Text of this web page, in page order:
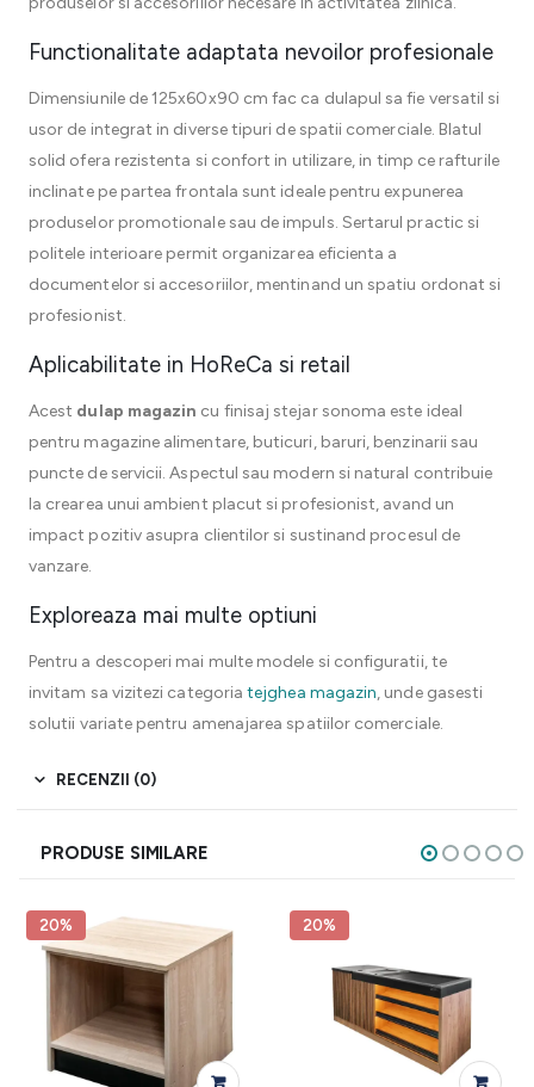
Functionalitate adaptata nevoilor profesionale
Dimensiunile de 125x60x90 cm fac ca dulapul sa fie versatil si
usor de integrat in diverse tipuri de spatii comerciale. Blatul
solid ofera rezistenta si confort in utilizare, in timp ce rafturile
inclinate pe partea frontala sunt ideale pentru expunerea
produselor promotionale sau de impuls. Sertarul practic si
politele interioare permit organizarea eficienta a
documentelor si accesoriilor, mentinand un spatiu ordonat si
profesionist.
Aplicabilitate in HoReCa si retail
Acest dulap magazin cu finisaj stejar sonoma este ideal
pentru magazine alimentare, buticuri, baruri, benzinarii sau
puncte de servicii. Aspectul sau modern si natural contribuie
la crearea unui ambient placut si profesionist, avand un
impact pozitiv asupra clientilor si sustinand procesul de
vanzare.
Exploreaza mai multe optiuni
Pentru a descoperi mai multe modele si configuratii, te
invitam sa vizitezi categoriatejghea magazin, unde gasesti
solutii variate pentru amenajarea spatiilor comerciale.
RECENZII (0)
PRODUSE SIMILARE
20% 20%